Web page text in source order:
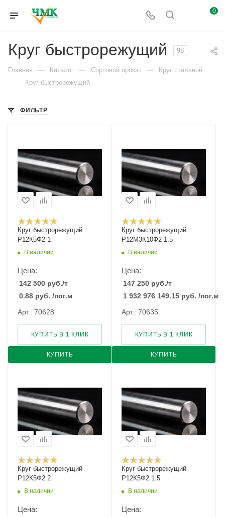
0
Круг быстрорежущий 98
Главная — Каталог — Сортовой прокат — Круг стальной
— Круг быстрорежущий
ФИЛЬТР
Круг быстрорежущий
Р12К5Ф2 1
В наличии
Цена:
142 500 руб./т
0.88 руб. /пог.м
Арт.: 70628
КУПИТЬ
КУПИТЬ В 1 КЛИК
Круг быстрорежущий
Р12М3К10Ф2 1.5
В наличии
Цена:
147 250 руб./т
1 932 976 149.15 руб. /пог.м
Арт.: 70635
КУПИТЬ
КУПИТЬ В 1 КЛИК
Круг быстрорежущий
Р12К5Ф2 2
В наличии
Цена:
Круг быстрорежущий
Р12К5Ф2 1.5
В наличии
Цена: